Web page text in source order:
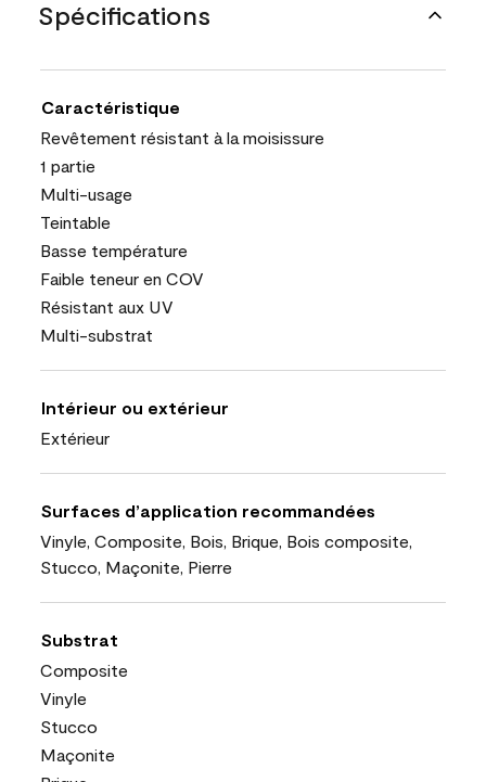
Spécifications
Caractéristique
Revêtement résistant à la moisissure
1 partie
Multi-usage
Teintable
Basse température
Faible teneur en COV
Résistant aux UV
Multi-substrat
Intérieur ou extérieur
Extérieur
Surfaces d’application recommandées
Vinyle, Composite, Bois, Brique, Bois composite,
Stucco, Maçonite, Pierre
Substrat
Composite
Vinyle
Stucco
Maçonite